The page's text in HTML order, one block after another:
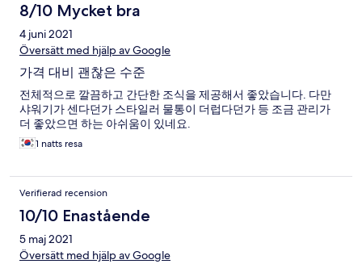
8/10 Mycket bra
4 juni 2021
Översätt med hjälp av Google
가격 대비 괜찮은 수준
전체적으로 깔끔하고 간단한 조식을 제공해서 좋았습니다. 다만
샤워기가 센다던가 스타일러 물통이 더럽다던가 등 조금 관리가
더 좋았으면 하는 아쉬움이 있네요.
1 natts resa
Verifierad recension
10/10 Enastående
5 maj 2021
Översätt med hjälp av Google